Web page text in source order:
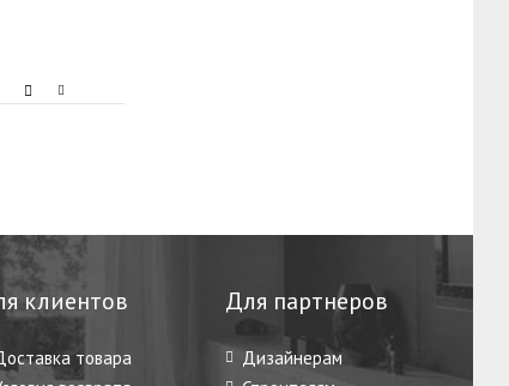
клиентов
товара
Для партнеров
Дизайнерам